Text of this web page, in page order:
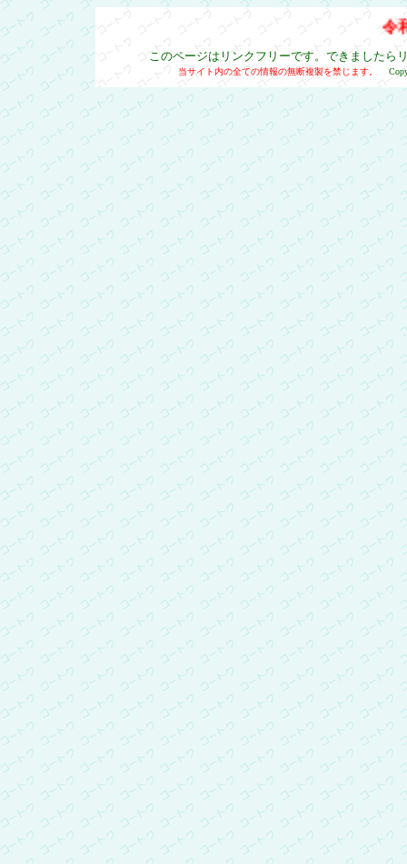
令
このページはリンクフリーです。できましたら
当サイト内の全ての情報の無断複製を禁じます。